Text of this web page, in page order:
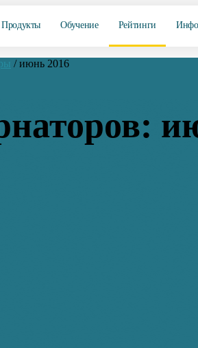
Продукты Обучение Рейтинги
/ июнь 2016